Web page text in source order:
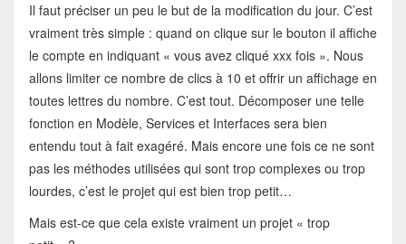
Il faut préciser un peu le but de la modification du jour. C’est
vraiment très simple : quand on clique sur le bouton il affiche
le compte en indiquant « vous avez cliqué xxx fois ». Nous
allons limiter ce nombre de clics à 10 et offrir un affichage en
toutes lettres du nombre. C’est tout. Décomposer une telle
fonction en Modèle, Services et Interfaces sera bien
entendu tout à fait exagéré. Mais encore une fois ce ne sont
pas les méthodes utilisées qui sont trop complexes ou trop
lourdes, c’est le projet qui est bien trop petit…
Mais est-ce que cela existe vraiment un projet « trop